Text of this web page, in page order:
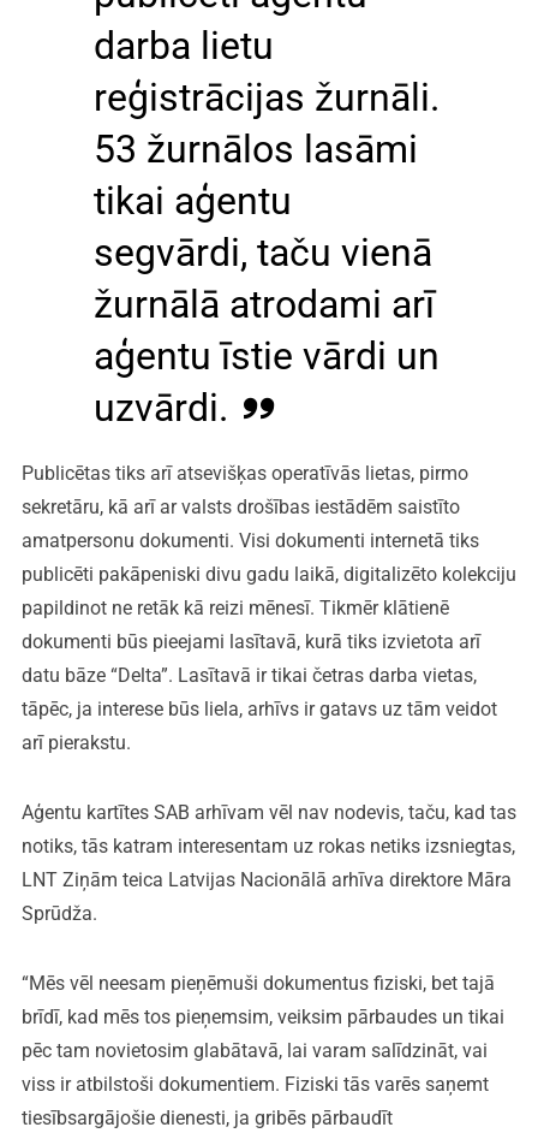
darba lietu
reģistrācijas žurnāli.
53 žurnālos lasāmi
tikai aģentu
segvārdi, taču vienā
žurnālā atrodami arī
aģentu īstie vārdi un
uzvārdi.
Publicētas tiks arī atsevišķas operatīvās lietas, pirmo
sekretāru, kā arī ar valsts drošības iestādēm saistīto
amatpersonu dokumenti. Visi dokumenti internetā tiks
publicēti pakāpeniski divu gadu laikā, digitalizēto kolekciju
papildinot ne retāk kā reizi mēnesī. Tikmēr klātienē
dokumenti būs pieejami lasītavā, kurā tiks izvietota arī
datu bāze “Delta”. Lasītavā ir tikai četras darba vietas,
tāpēc, ja interese būs liela, arhīvs ir gatavs uz tām veidot
arī pierakstu.
Aģentu kartītes SAB arhīvam vēl nav nodevis, taču, kad tas
notiks, tās katram interesentam uz rokas netiks izsniegtas,
LNT Ziņām teica Latvijas Nacionālā arhīva direktore Māra
Sprūdža.
“Mēs vēl neesam pieņēmuši dokumentus fiziski, bet tajā
brīdī, kad mēs tos pieņemsim, veiksim pārbaudes un tikai
pēc tam novietosim glabātavā, lai varam salīdzināt, vai
viss ir atbilstoši dokumentiem. Fiziski tās varēs saņemt
tiesībsargājošie dienesti, ja gribēs pārbaudīt